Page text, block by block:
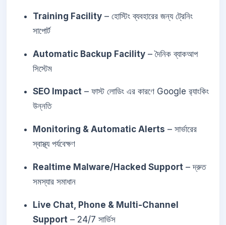
Training Facility – হোস্টিং ব্যবহারের জন্য ট্রেনিং
সাপোর্ট
Automatic Backup Facility – দৈনিক ব্যাকআপ
সিস্টেম
SEO Impact – ফাস্ট লোডিং এর কারণে Google র‌্যাংকিং
উন্নতি
Monitoring & Automatic Alerts – সার্ভারের
স্বাস্থ্য পর্যবেক্ষণ
Realtime Malware/Hacked Support – দ্রুত
সমস্যার সমাধান
Live Chat, Phone & Multi-Channel
Support – 24/7 সার্ভিস